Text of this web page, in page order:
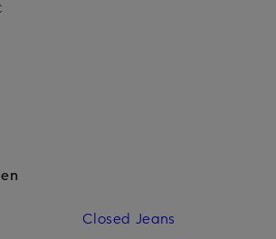
Closed Jeans